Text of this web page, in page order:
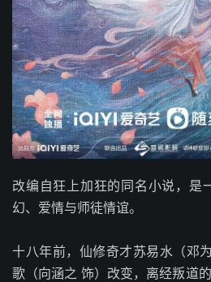
改编自狂上加狂的同名小说，是
幻、爱情与师徒情谊。
十八年前，仙修奇才苏易水（邓
歌（向涵之 饰）改变，离经叛道